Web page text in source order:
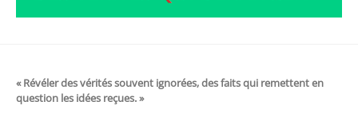
« Révéler des vérités souvent ignorées, des faits qui remettent en
question les idées reçues. »